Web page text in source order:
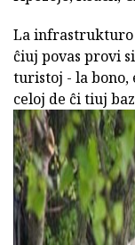
La infrastrukturo
ĉiuj povas provi
turistoj - la bono,
celoj de ĉi tiuj